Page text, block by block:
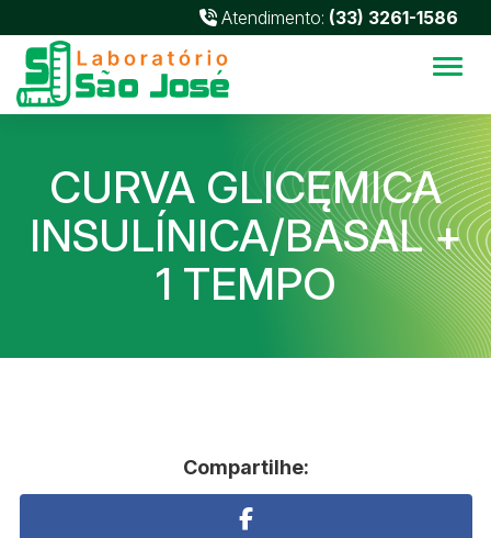
Atendimento: (33) 3261-1586
CURVA GLICĘMICA
INSULÍNICA/BASAL +
1 TEMPO
Compartilhe: